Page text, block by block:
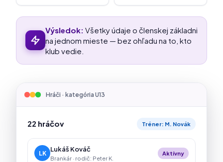
Výsledok: Všetky údaje o členskej základni
na jednom mieste — bez ohľadu na to, kto
klub vedie.
Hráči · kategória U13
22 hráčov Tréner: M. Novák
LK
Lukáš Kováč
Brankár · rodič: Peter K.
Aktívny